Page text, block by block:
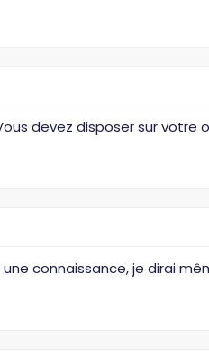
devez disposer sur
connaissance, je dirai